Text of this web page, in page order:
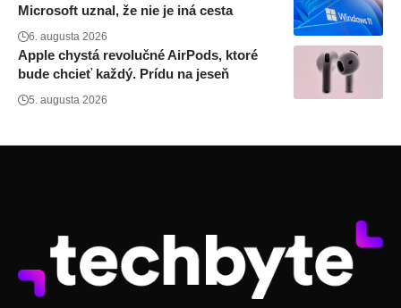
Microsoft uznal, že nie je iná cesta
6. augusta 2026
Apple chystá revolučné AirPods, ktoré
bude chcieť každý. Prídu na jeseň
5. augusta 2026